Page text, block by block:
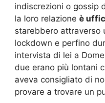
indiscrezioni o gossip
la loro relazione è
starebbero attraverso
lockdown e perfino
intervista di lei a
due erano più lontani
aveva consigliato di
provare a trovare un